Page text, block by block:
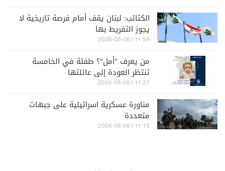
الكتائب: لبنان يقف أمام فرصة تاريخية لا
يجوز التفريط بها
11:54 | 2026-08-06
من يعرف "أمل"؟ طفلة في الخامسة
تنتظر العودة إلى عائلتها
11:37 | 2026-08-06
مناورة عسكرية اسرائيلية على جبهات
متعددة
11:15 | 2026-08-06